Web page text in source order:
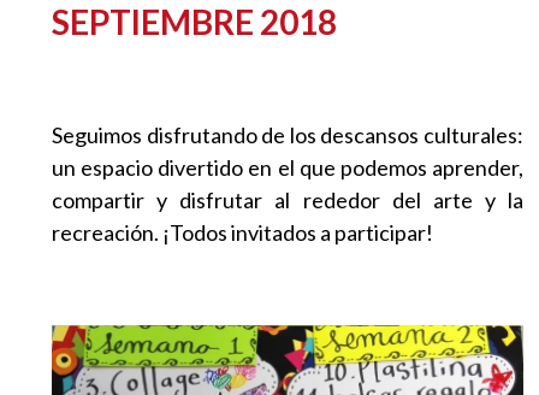
EQUIPO
SEPTIEMBRE 2018
Seguimos disfrutando de los descansos culturales:
un espacio divertido en el que podemos aprender,
compartir y disfrutar al rededor del arte y la
recreación. ¡Todos invitados a participar!